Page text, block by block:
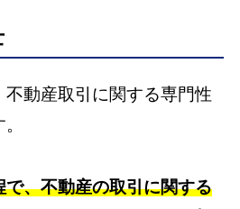
動産取引に関する専門性
、不動産の取引に関する